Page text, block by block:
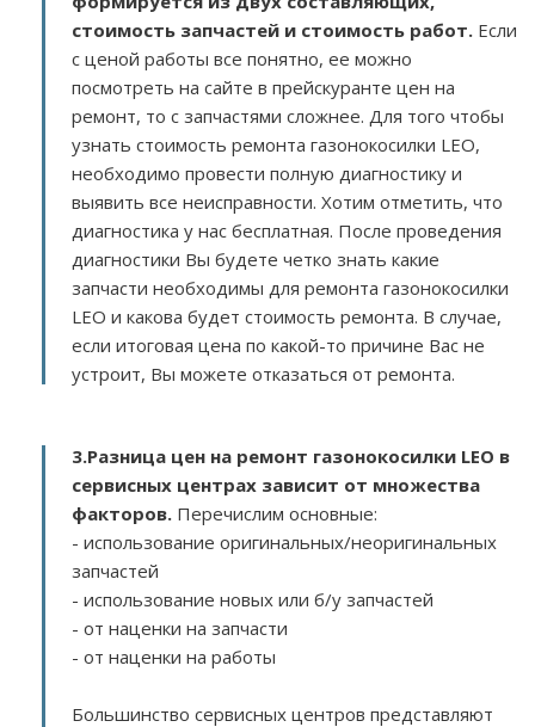
стоимость запчастей и стоимость работ. Если
с ценой работы все понятно, ее можно
посмотреть на сайте в прейскуранте цен на
ремонт, то с запчастями сложнее. Для того чтобы
узнать стоимость ремонта газонокосилки LEO,
необходимо провести полную диагностику и
выявить все неисправности. Хотим отметить, что
диагностика у нас бесплатная. После проведения
диагностики Вы будете четко знать какие
запчасти необходимы для ремонта газонокосилки
LEO и какова будет стоимость ремонта. В случае,
если итоговая цена по какой-то причине Вас не
устроит, Вы можете отказаться от ремонта.
3.Разница цен на ремонт газонокосилки LEO в
сервисных центрах зависит от множества
факторов. Перечислим основные:
- использование оригинальных/неоригинальных
запчастей
- использование новых или б/у запчастей
- от наценки на запчасти
- от наценки на работы
Большинство сервисных центров представляют